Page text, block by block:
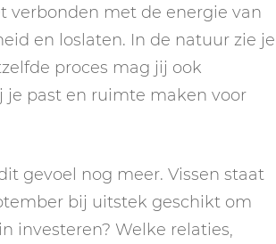
verbonden met de energie van
en loslaten. In de natuur zie je
proces mag jij ook
past en ruimte maken voor
gevoel nog meer. Vissen staat
bij uitstek geschikt om
investeren? Welke relaties,